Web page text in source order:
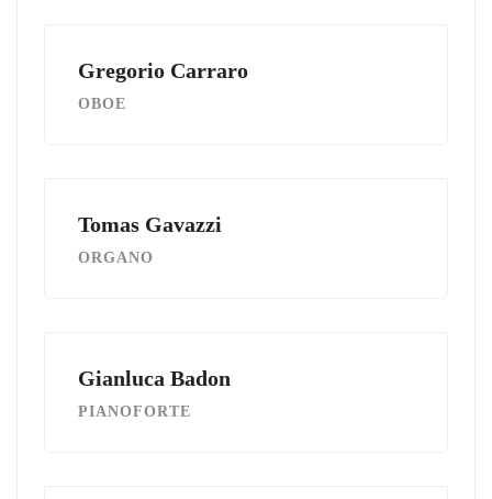
Gregorio Carraro
OBOE
Tomas Gavazzi
ORGANO
Gianluca Badon
PIANOFORTE